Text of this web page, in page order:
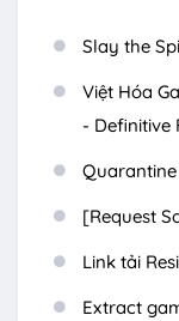
Slay the
Việt Hóa
- Definitive
[Request
Link tải
Extract